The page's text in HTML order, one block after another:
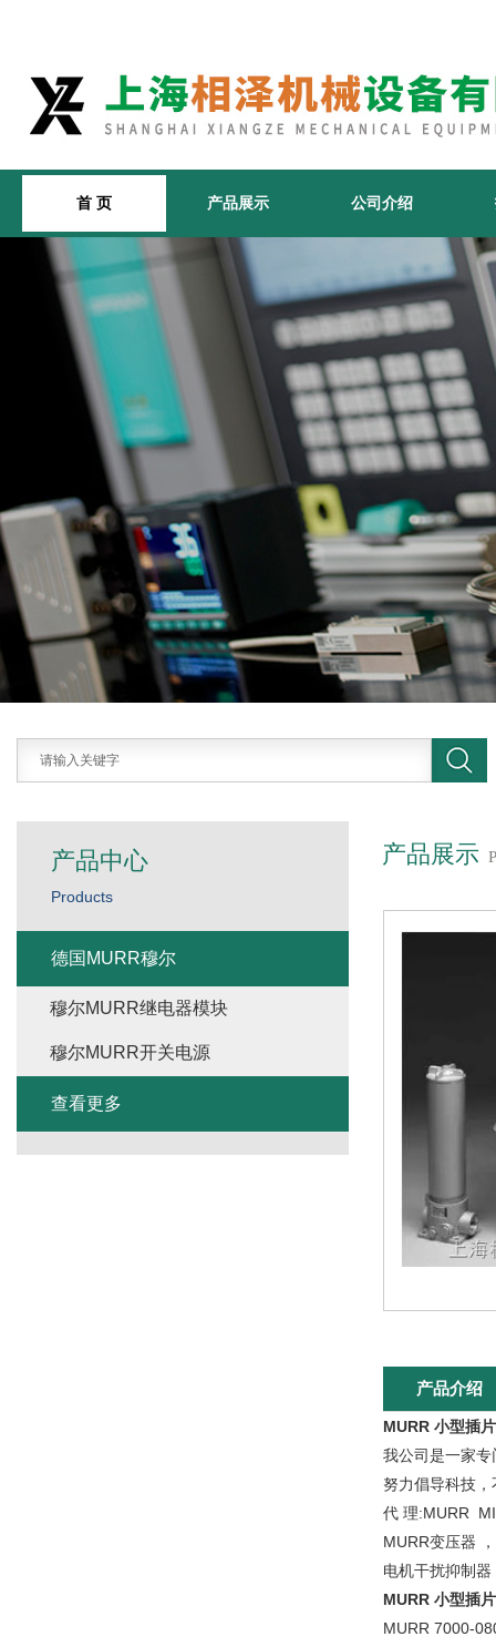
首 页 产品展示 公司介绍
产品展示
产品介绍
MURR 小型插
我公司是一家
努力倡导科技
代 理:MURR
MURR变压器
电机干扰抑制
MURR 小型插
MURR 7000-
产品中心
Products
德国MURR穆尔
穆尔MURR继电器模块
穆尔MURR开关电源
查看更多